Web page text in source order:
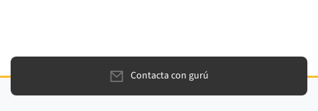
Contacta con gurú